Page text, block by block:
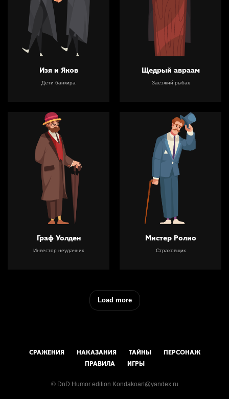
Изя и Яков
Дети банкира
Щедрый авраам
Заезжий рыбак
Граф Уолден
Инвестор неудачник
Мистер Ролио
Страховщик
Load more
СРАЖЕНИЯ НАКАЗАНИЯ ТАЙНЫ
ПЕРСОНАЖ
ПРАВИЛА
ИГРЫ
© DnD Humor edition Kondakoart@yandex.ru